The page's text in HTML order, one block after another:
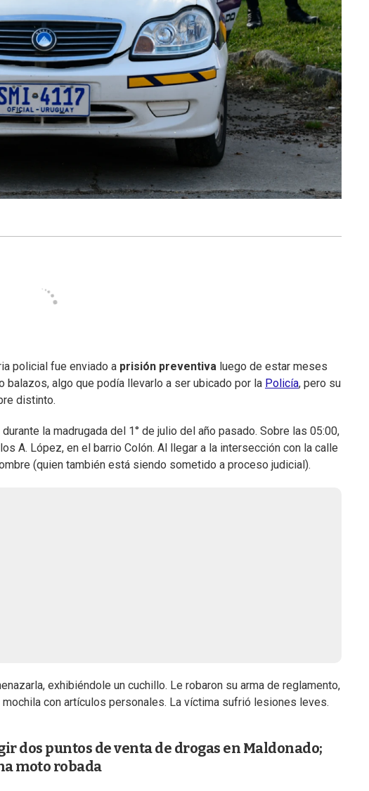
policial fue enviado a prisión preventiva luego de estar meses
algo que podía llevarlo a ser ubicado por la Policía, pero su
distinto.
la madrugada del 1° de julio del año pasado. Sobre las 05:00,
A. López, en el barrio Colón. Al llegar a la intersección con la calle
(quien también está siendo sometido a proceso judicial).
exhibiéndole un cuchillo. Le robaron su arma de reglamento,
con artículos personales. La víctima sufrió lesiones leves.
dos puntos de venta de drogas en Maldonado;
moto robada